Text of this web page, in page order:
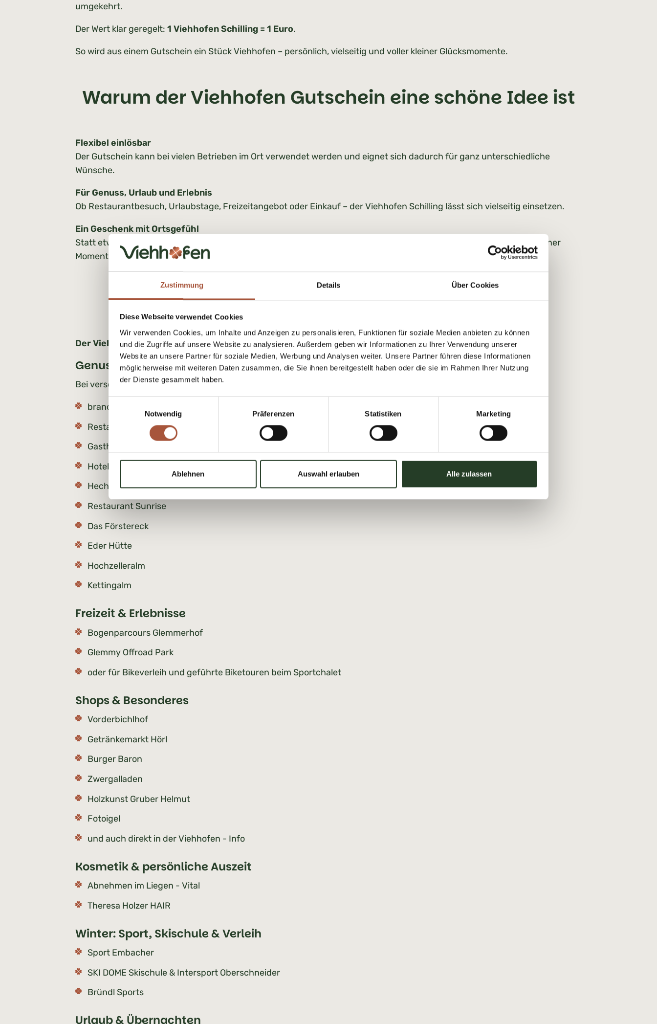
Zustimmung Details Über Cookies
Diese Webseite verwendet Cookies
Wir verwenden Cookies, um Inhalte und Anzeigen zu personalisieren, Funktionen für soziale Medien anbieten zu können
und die Zugriffe auf unsere Website zu analysieren. Außerdem geben wir Informationen zu Ihrer Verwendung unserer
Website an unsere Partner für soziale Medien, Werbung und Analysen weiter. Unsere Partner führen diese Informationen
möglicherweise mit weiteren Daten zusammen, die Sie ihnen bereitgestellt haben oder die sie im Rahmen Ihrer Nutzung
der Dienste gesammelt haben.
Notwendig
Präferenzen Statistiken Marketing
Ablehnen Auswahl erlauben Alle zulassen
umgekehrt.
Der Wert klar geregelt: 1 Viehhofen Schilling = 1 Euro.
So wird aus einem Gutschein ein Stück Viehhofen – persönlich, vielseitig und voller kleiner Glücksmomente.
Warum der Viehhofen Gutschein eine schöne Idee ist
Flexibel einlösbar
Der Gutschein kann bei vielen Betrieben im Ort verwendet werden und eignet sich dadurch für ganz unterschiedliche
Wünsche.
Für Genuss, Urlaub und Erlebnis
Ob Restaurantbesuch, Urlaubstage, Freizeitangebot oder Einkauf – der Viehhofen Schilling lässt sich vielseitig einsetzen.
Ein Geschenk mit Ortsgefühl
Statt etwas Beliebiges zu schenken, verschenkt ihr Zeit in Viehhofen: ruhig, familiär, naturverbunden und voller schöner
Momente.
Wo der Gutschein eingelöst werden kann
Der Viehhofen Schilling kann aktuell in mehreren Bereichen eingesetzt werden:
Genuss & Einkehren
Bei verschiedenen Restaurants und Hütten im Ort:
brandgut
Restaurant Dorfstadl
Gasthof Glemmerhof
Hotel Gasthof Oberwirt
Hecherhütte
Restaurant Sunrise
Das Förstereck
Eder Hütte
Hochzelleralm
Kettingalm
Freizeit & Erlebnisse
Bogenparcours Glemmerhof
Glemmy Offroad Park
oder für Bikeverleih und geführte Biketouren beim Sportchalet
Shops & Besonderes
Vorderbichlhof
Getränkemarkt Hörl
Burger Baron
Zwergalladen
Holzkunst Gruber Helmut
Fotoigel
und auch direkt in der Viehhofen - Info
Kosmetik & persönliche Auszeit
Abnehmen im Liegen - Vital
Theresa Holzer HAIR
Winter: Sport, Skischule & Verleih
Sport Embacher
SKI DOME Skischule & Intersport Oberschneider
Bründl Sports
Urlaub & Übernachten